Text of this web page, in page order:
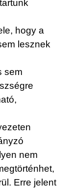
hogy a
lesznek
sem
nem
Erre jelent